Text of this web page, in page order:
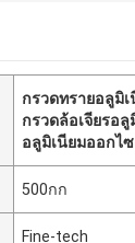
กรวดทรายอลูมิ
กรวดล้อเจียรอ
อลูมิเนียมออกไ
500กก
Fine-tech